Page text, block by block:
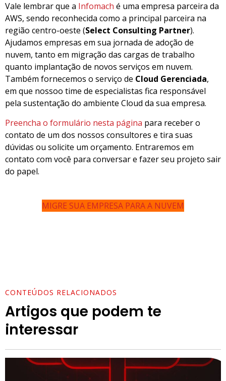
Vale lembrar que a Infomach é uma empresa parceira da
AWS, sendo reconhecida como a principal parceira na
região centro-oeste (Select Consulting Partner).
Ajudamos empresas em sua jornada de adoção de
nuvem, tanto em migração das cargas de trabalho
quanto implantação de novos serviços em nuvem.
Também fornecemos o serviço de Cloud Gerenciada,
em que nossoo time de especialistas fica responsável
pela sustentação do ambiente Cloud da sua empresa.
Preencha o formulário nesta página para receber o
contato de um dos nossos consultores e tira suas
dúvidas ou solicite um orçamento. Entraremos em
contato com você para conversar e fazer seu projeto sair
do papel.
MIGRE SUA EMPRESA PARA A NUVEM
CONTEÚDOS RELACIONADOS
Artigos que podem te
interessar